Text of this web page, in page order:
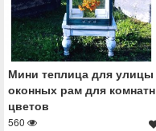
Мини теплица для улицы
оконных рам для
цветов
560